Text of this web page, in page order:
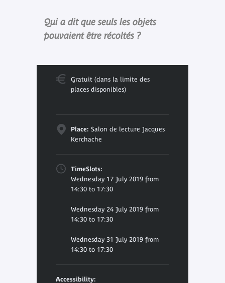
Qui a dit que seuls les objets
pouvaient être récoltés ?
Gratuit (dans la limite des
places disponibles)
Place: Salon de lecture Jacques
Kerchache
TimeSlots:
Wednesday 17 July 2019 from
14:30 to 17:30
Wednesday 24 July 2019 from
14:30 to 17:30
Wednesday 31 July 2019 from
14:30 to 17:30
Accessibility: